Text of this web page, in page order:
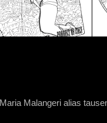
Malangeri alias